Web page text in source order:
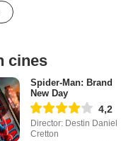
cines
Spider-Man: Brand
New Day
4,2
Director: Destin Daniel
Cretton